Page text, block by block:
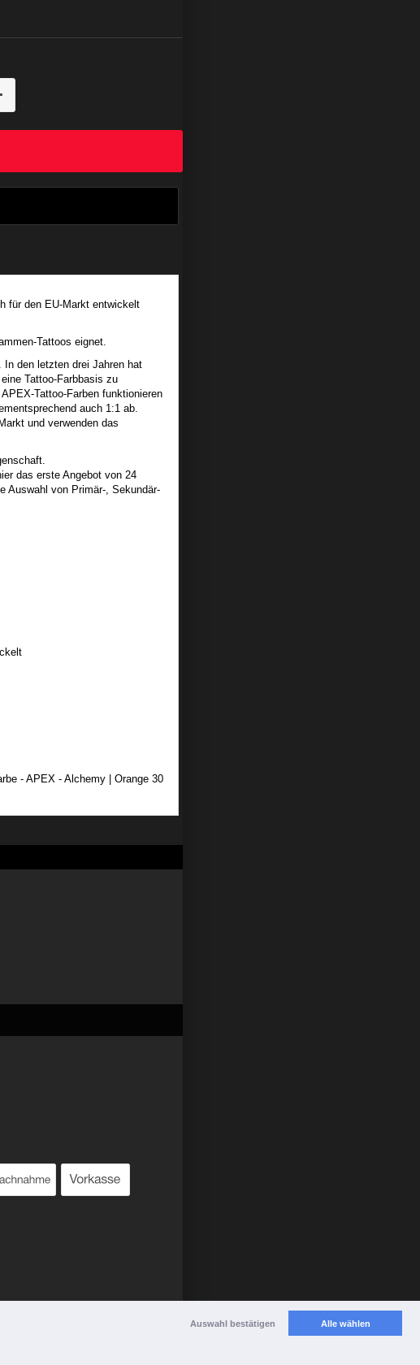
Auswahl bestätigen Alle wählen
für den EU-Markt entwickelt
Tattoos eignet.
In den letzten drei Jahren hat
Tattoo-Farbbasis zu
Tattoo-Farben funktionieren
auch 1:1 ab.
und verwenden das
das erste Angebot von 24
Auswahl von Primär-, Sekundär-
- APEX - Alchemy | Orange 30